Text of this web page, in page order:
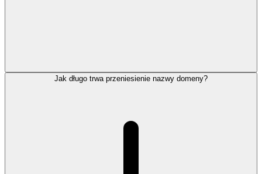
Jak długo trwa przeniesienie nazwy domeny?